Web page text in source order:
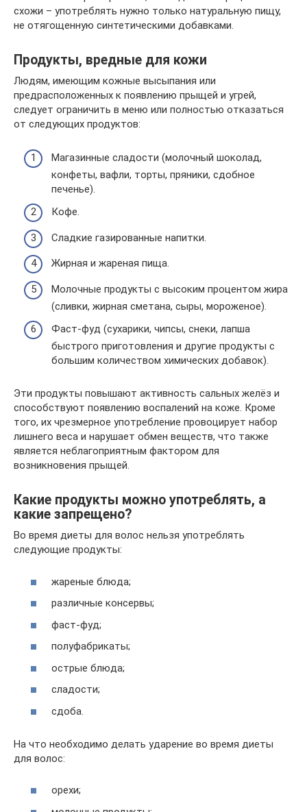
схожи – употреблять нужно только натуральную пищу,
не отягощенную синтетическими добавками.
Продукты, вредные для кожи
Людям, имеющим кожные высыпания или
предрасположенных к появлению прыщей и угрей,
следует ограничить в меню или полностью отказаться
от следующих продуктов:
Магазинные сладости (молочный шоколад,
конфеты, вафли, торты, пряники, сдобное
печенье).
Кофе.
Сладкие газированные напитки.
Жирная и жареная пища.
Молочные продукты с высоким процентом жира
(сливки, жирная сметана, сыры, мороженое).
Фаст-фуд (сухарики, чипсы, снеки, лапша
быстрого приготовления и другие продукты с
большим количеством химических добавок).
Эти продукты повышают активность сальных желёз и
способствуют появлению воспалений на коже. Кроме
того, их чрезмерное употребление провоцирует набор
лишнего веса и нарушает обмен веществ, что также
является неблагоприятным фактором для
возникновения прыщей.
Какие продукты можно употреблять, а
какие запрещено?
Во время диеты для волос нельзя употреблять
следующие продукты:
жареные блюда;
различные консервы;
фаст-фуд;
полуфабрикаты;
острые блюда;
сладости;
сдоба.
На что необходимо делать ударение во время диеты
для волос:
орехи;